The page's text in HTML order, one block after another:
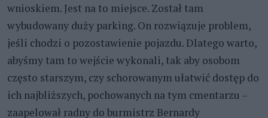
wnioskiem. Jest na to miejsce. Został tam
wybudowany duży parking. On rozwiązuje problem,
jeśli chodzi o pozostawienie pojazdu. Dlatego warto,
abyśmy tam to wejście wykonali, tak aby osobom
często starszym, czy schorowanym ułatwić dostęp do
ich najbliższych, pochowanych na tym cmentarzu –
zaapelował radny do burmistrz Bernardy